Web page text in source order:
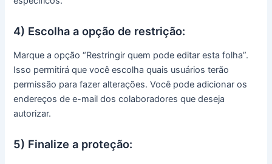
4) Escolha a opção de restrição:
Marque a opção “Restringir quem pode editar esta folha”.
Isso permitirá que você escolha quais usuários terão
permissão para fazer alterações. Você pode adicionar os
endereços de e-mail dos colaboradores que deseja
autorizar.
5) Finalize a proteção: